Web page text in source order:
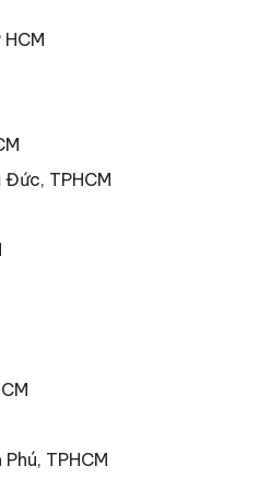
Đức, TPHCM
TPHCM